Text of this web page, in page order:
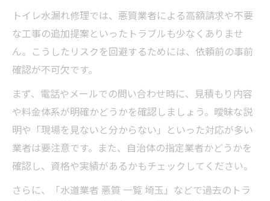
トイレ水漏れ修理では、悪質業者による高額請求や不要
な工事の追加提案といったトラブルも少なくありませ
ん。こうしたリスクを回避するためには、依頼前の事前
確認が不可欠です。
まず、電話やメールでの問い合わせ時に、見積もり内容
や料金体系が明確かどうかを確認しましょう。曖昧な説
明や「現場を見ないと分からない」といった対応が多い
業者は要注意です。また、自治体の指定業者かどうかを
確認し、資格や実績があるかもチェックしてください。
さらに、「水道業者 悪質 一覧 埼玉」などで過去のトラ